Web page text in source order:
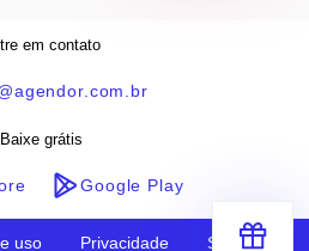
em contato
Baixe grátis
Google Play
uso Privacidade Segurança